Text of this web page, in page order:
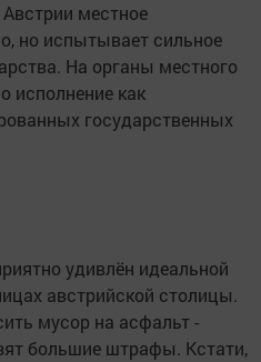
местное
но испытывает сильное
На органы местного
исполнение как
государственных
удивлён идеальной
австрийской столицы.
мусор на асфальт -
большие штрафы. Кстати,